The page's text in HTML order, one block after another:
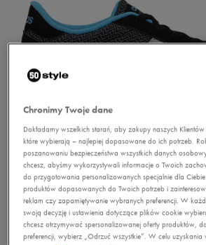
Chronimy Twoje dane
Dokładamy wszelkich starań, aby zakupy naszych
które wybierają – najlepiej dopasowane do ich potrzeb.
poszanowaniu bezpieczeństwa wszystkich danych
chcesz, abyśmy wykorzystywali informacje o Twoich
do przygotowania personalizowanych specjalnie dla
produktów dopasowanych do Twoich potrzeb i
reklam czy zapamiętywanie wybranych preferencji. W
swoją decyzję i ustawienia dotyczące plików cookie
chcesz otrzymywać spersonalizowanej oferty produktów,
preferencji, wybierz „Odrzuć wszystkie”. W celu